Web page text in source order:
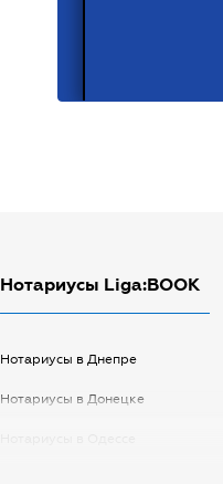
Нотариусы Liga:BOOK
Нотариусы в Днепре
Нотариусы в Донецке